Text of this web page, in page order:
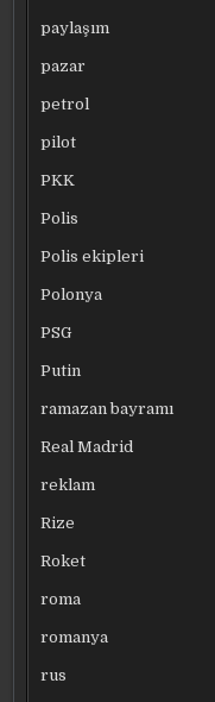
paylaşım
pazar
petrol
pilot
PKK
Polis
Polis ekipleri
Polonya
PSG
Putin
ramazan bayramı
Real Madrid
reklam
Rize
Roket
roma
romanya
rus